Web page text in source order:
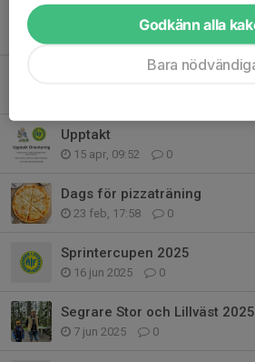
Storvästloppet 2026
Ändrad träningstid
Upptakt
15 apr, 09:52 0
Dags för pizzaträning
23 feb, 17:58 0
Sprintercupen 2025
16 jun 2025 0
Segrare Stor och Lillväst 2025
7 jun 2025 0
Godkänn alla
Bara